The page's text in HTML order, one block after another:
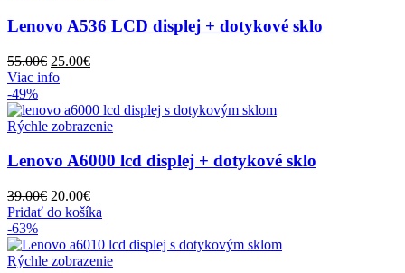
Lenovo A536 LCD displej + dotykové sklo
55.00€ Pôvodná
cena
55.00€.
25.00€Aktuálna
25.00€.
Viac info
-49%
Rýchle zobrazenie
Lenovo A6000 lcd displej + dotykové sklo
39.00€ Pôvodná
cena
39.00€.
20.00€Aktuálna
cena
20.00€.
Pridať do košíka
-63%
Rýchle zobrazenie